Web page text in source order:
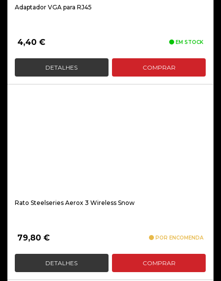
Adaptador VGA para RJ45
4,40 € EM STOCK
DETALHES COMPRAR
Rato Steelseries Aerox 3 Wireless Snow
79,80 € POR ENCOMENDA
DETALHES COMPRAR